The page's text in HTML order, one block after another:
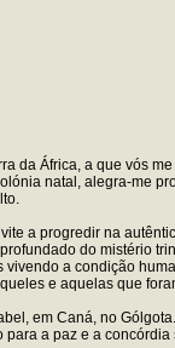
da África, a que vós
natal, alegra-me
a progredir na
do mistério
a condição
e aquelas que
em Caná, no
a paz e a